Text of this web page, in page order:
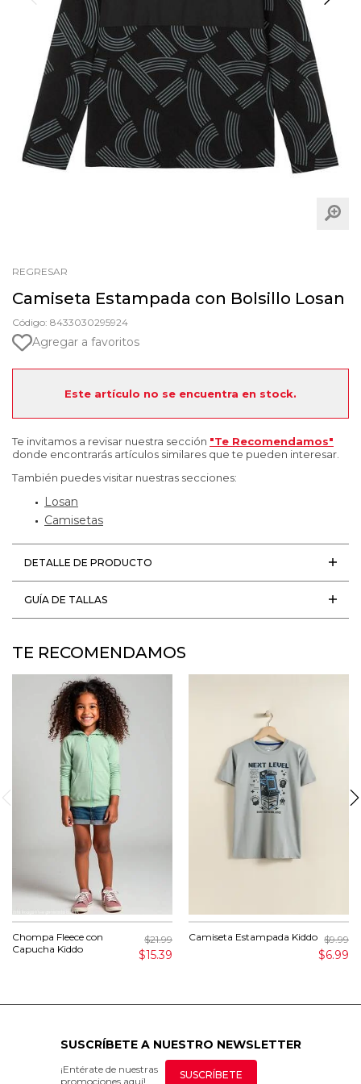
REGRESAR
Camiseta Estampada con Bolsillo Losan
Código: 8433030295924
Agregar a favoritos
Este artículo no se encuentra en stock.
Te invitamos a revisar nuestra sección "Te Recomendamos"
donde encontrarás artículos similares que te pueden interesar.
También puedes visitar nuestras secciones:
Losan
Camisetas
DETALLE DE PRODUCTO
GUÍA DE TALLAS
TE RECOMENDAMOS
Chompa Fleece con
Capucha Kiddo
$21.99
$15.39
Camiseta Estampada Kiddo $9.99
$6.99
SUSCRÍBETE A NUESTRO NEWSLETTER
¡Entérate de nuestras
promociones aquí!
SUSCRÍBETE